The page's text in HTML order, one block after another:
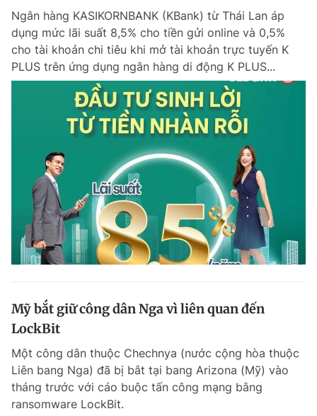
Ngân hàng KASIKORNBANK (KBank) từ Thái Lan áp
dụng mức lãi suất 8,5% cho tiền gửi online và 0,5%
cho tài khoản chi tiêu khi mở tài khoản trực tuyến K
PLUS trên ứng dụng ngân hàng di động K PLUS...
Mỹ bắt giữ công dân Nga vì liên quan đến
LockBit
Một công dân thuộc Chechnya (nước cộng hòa thuộc
Liên bang Nga) đã bị bắt tại bang Arizona (Mỹ) vào
tháng trước với cáo buộc tấn công mạng bằng
ransomware LockBit.